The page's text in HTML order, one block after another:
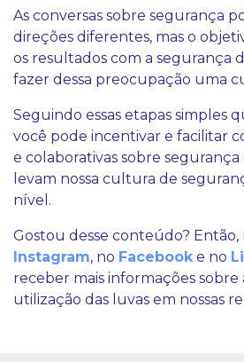
As conversas sobre segurança
direções diferentes, mas o
os resultados com a segurança
fazer dessa preocupação uma
Seguindo essas etapas simples
você pode incentivar e facilitar
e colaborativas sobre
levam nossa cultura de
nível.
Gostou desse conteúdo? Então,
Instagram, no Facebooke no
receber mais informações sobre
utilização das luvas em nossas